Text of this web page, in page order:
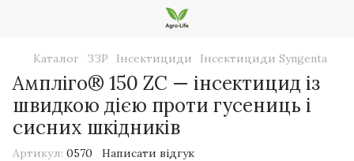
Каталог ЗЗР Інсектициди Інсектициди Syngenta
Ампліго® 150 ZC — інсектицид із
швидкою дією проти гусениць і
сисних шкідників
Артикул: 0570 Написати відгук